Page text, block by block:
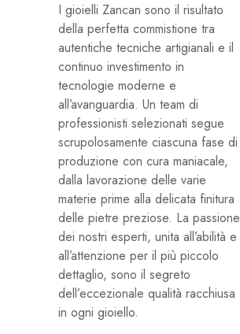
I gioielli Zancan sono il risultato
della perfetta commistione tra
autentiche tecniche artigianali e il
continuo investimento in
tecnologie moderne e
all’avanguardia. Un team di
professionisti selezionati segue
scrupolosamente ciascuna fase di
produzione con cura maniacale,
dalla lavorazione delle varie
materie prime alla delicata finitura
delle pietre preziose. La passione
dei nostri esperti, unita all’abilità e
all’attenzione per il più piccolo
dettaglio, sono il segreto
dell’eccezionale qualità racchiusa
in ogni gioiello.